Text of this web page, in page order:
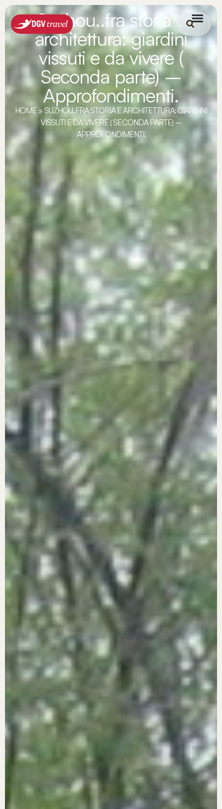
Suzhou..fra storia e
architettura: giardini
vissuti e da vivere (
Seconda parte) –
Approfondimenti.
HOME »SUZHOU..FRA STORIA E ARCHITETTURA: GIARDINI
VISSUTI E DA VIVERE ( SECONDA PARTE) –
APPROFONDIMENTI.